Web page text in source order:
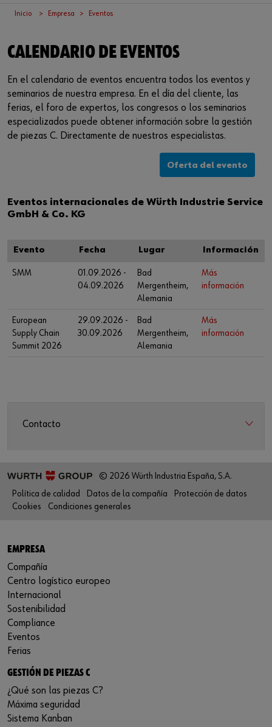
o
¿Le gustaría ser un cliente online?
Regístrese aquí en tres pasos sencillos para usar todas las
funciones de la tienda.
Ventas solo para clientes empresariales
Registrarse ahora
Inicio Empresa Eventos
CALENDARIO DE EVENTOS
En el calendario de eventos encuentra todos los eventos y
seminarios de nuestra empresa. En el día del cliente, las
ferias, el foro de expertos, los congresos o los seminarios
especializados puede obtener información sobre la gestión
de piezas C. Directamente de nuestros especialistas.
Oferta del evento
Eventos internacionales de Würth Industrie Service
GmbH & Co. KG
Evento Fecha Lugar Información
SMM
01.09.2026 -
04.09.2026
Bad
Mergentheim,
Alemania
Más
información
European
Supply Chain
Summit 2026
29.09.2026 -
30.09.2026
Bad
Mergentheim,
Alemania
Más
información
Contacto
© 2026 Würth Industria España, S.A.
Política de calidad
Datos de la compañía
Protección de datos
Cookies
Condiciones generales
EMPRESA
Compañía
Centro logístico europeo
Internacional
Sostenibilidad
Compliance
Eventos
Ferias
GESTIÓN DE PIEZAS C
¿Qué son las piezas C?
Máxima seguridad
Sistema Kanban